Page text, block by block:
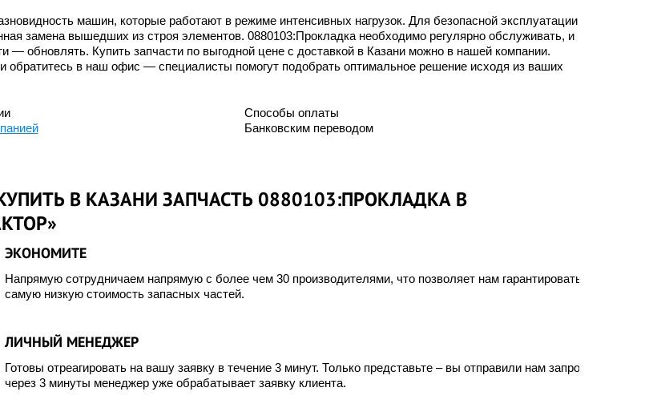
машин, которые работают в режиме интенсивных нагрузок. Для безопасной эксплуатации
замена вышедших из строя элементов. 0880103:Прокладка необходимо регулярно обслуживать, и
— обновлять. Купить запчасти по выгодной цене с доставкой в Казани можно в нашей компании.
обратитесь в наш офис — специалисты помогут подобрать оптимальное решение исходя из ваших
Способы оплаты
Банковским переводом
В КАЗАНИ ЗАПЧАСТЬ 0880103:ПРОКЛАДКА В
ЭКОНОМИТЕ
Напрямую сотрудничаем напрямую с более чем 30 производителями, что позволяет нам гарантировать
самую низкую стоимость запасных частей.
ЛИЧНЫЙ МЕНЕДЖЕР
Готовы отреагировать на вашу заявку в течение 3 минут. Только представьте – вы отправили нам запрос, а
через 3 минуты менеджер уже обрабатывает заявку клиента.